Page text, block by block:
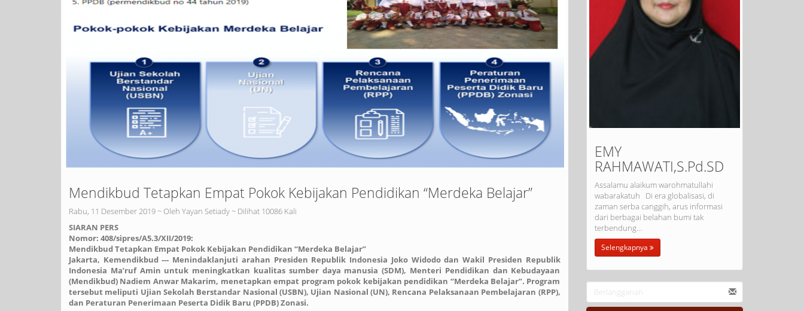
Mendikbud Tetapkan Empat Pokok Kebijakan Pendidikan “Merdeka Belajar”
Rabu, 11 Desember 2019 ~ Oleh Yayan Setiady ~ Dilihat 10086 Kali
SIARAN PERS
Nomor: 408/sipres/A5.3/XII/2019:
Mendikbud Tetapkan Empat Pokok Kebijakan Pendidikan “Merdeka Belajar”
Jakarta, Kemendikbud --- Menindaklanjuti arahan Presiden Republik Indonesia Joko Widodo dan Wakil Presiden Republik
Indonesia Ma’ruf Amin untuk meningkatkan kualitas sumber daya manusia (SDM), Menteri Pendidikan dan Kebudayaan
(Mendikbud) Nadiem Anwar Makarim, menetapkan empat program pokok kebijakan pendidikan “Merdeka Belajar”. Program
tersebut meliputi Ujian Sekolah Berstandar Nasional (USBN), Ujian Nasional (UN), Rencana Pelaksanaan Pembelajaran (RPP),
dan Peraturan Penerimaan Peserta Didik Baru (PPDB) Zonasi.
EMY
RAHMAWATI,S.Pd.SD
Assalamu alaikum warohmatullahi
wabarakatuh Di era globalisasi, di
zaman serba canggih, arus informasi
dari berbagai belahan bumi tak
terbendung…
Selengkapnya